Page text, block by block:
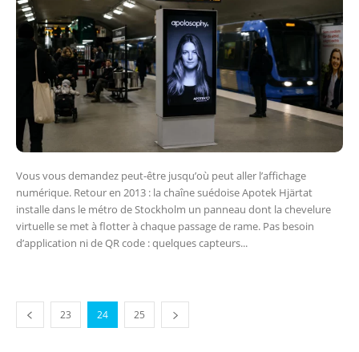
Vous vous demandez peut-être jusqu’où peut aller l’affichage
numérique. Retour en 2013 : la chaîne suédoise Apotek Hjärtat
installe dans le métro de Stockholm un panneau dont la chevelure
virtuelle se met à flotter à chaque passage de rame. Pas besoin
d’application ni de QR code : quelques capteurs...
23 24 25